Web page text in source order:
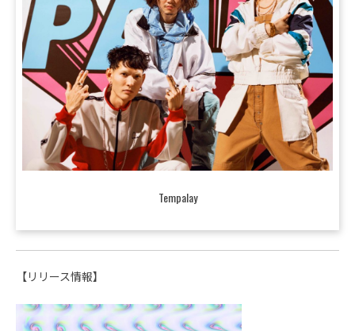
Tempalay
【リリース情報】